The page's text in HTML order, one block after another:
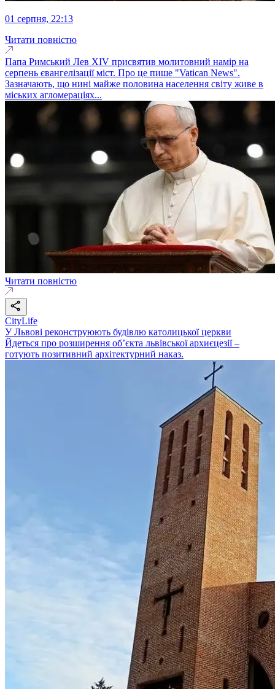
01 серпня, 22:13
Читати повністю
Папа Римський Лев XIV присвятив молитовний намір на
серпень євангелізації міст. Про це пише "Vatican News".
Зазначають, що нині майже половина населення світу живе в
міських агломераціях...
Читати повністю
CityLife
У Львові реконструюють будівлю католицької церкви
Йдеться про розширення об’єкта львівської архиєцезії –
готують позитивний архітектурний наказ.